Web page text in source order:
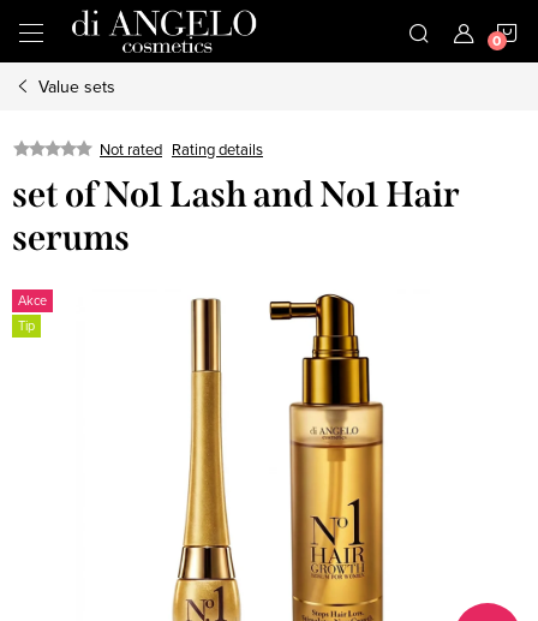
content
Value sets
Not rated Rating details
set of No1 Lash and No1 Hair
serums
Akce
Tip